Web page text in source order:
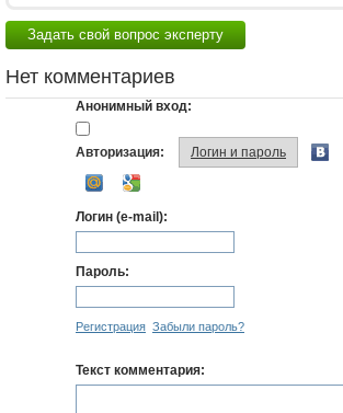
Задать свой вопрос эксперту
Нет комментариев
Анонимный вход:
Авторизация: Логин и пароль
Логин (e-mail):
Пароль:
Регистрация Забыли пароль?
Текст комментария: